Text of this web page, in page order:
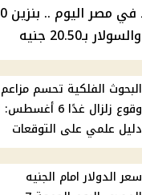
أسعار
البحوث الفلكية تحسم مزاعم
وقوع زلزال غدًا 6
دليل علمي على التوقعات
سعر الدولار امام الجنيه